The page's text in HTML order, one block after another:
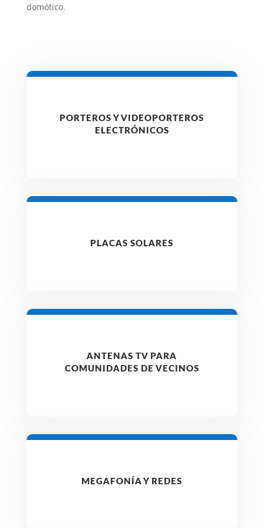
domótico.
PORTEROS Y VIDEOPORTEROS
ELECTRÓNICOS
PLACAS SOLARES
ANTENAS TV PARA
COMUNIDADES DE VECINOS
MEGAFONÍA Y REDES